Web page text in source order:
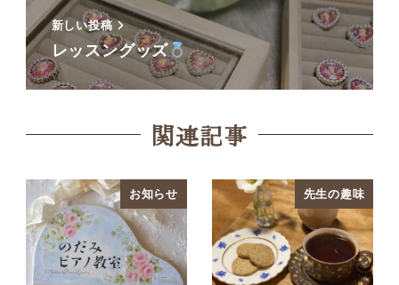
新しい投稿
レッスングッズ
関連記事
お知らせ 先生の趣味